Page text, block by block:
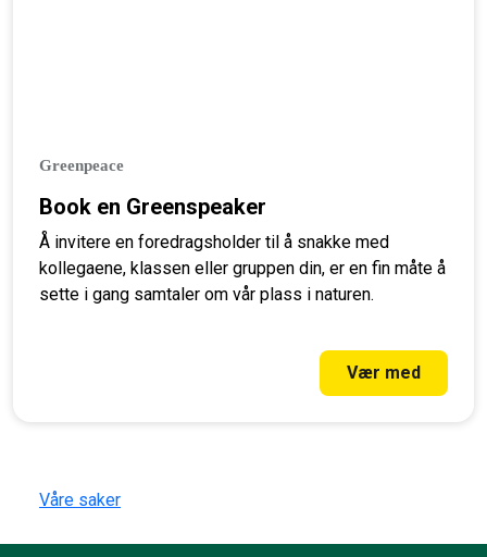
Greenpeace
Book en Greenspeaker
Å invitere en foredragsholder til å snakke med
kollegaene, klassen eller gruppen din, er en fin måte å
sette i gang samtaler om vår plass i naturen.
Vær med
Våre saker